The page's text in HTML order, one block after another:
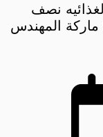
نصف
اتوماتيك موديل 901 ماركة المهندس